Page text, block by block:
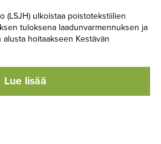
(LSJH) ulkoistaa poistotekstiilien
tuloksena laadunvarmennuksen ja
hoitaakseen Kestävän
Lue lisää